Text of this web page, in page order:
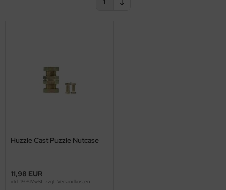
1
Huzzle Cast Puzzle Nutcase
11,98 EUR
inkl. 19 % MwSt. zzgl. Versandkosten